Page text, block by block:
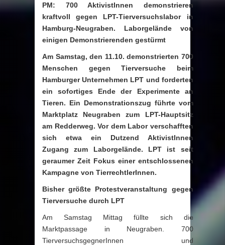
PM: 700AktivistInnen demonstrieren
kraftvoll gegen LPT-Tierversuchslabor in
Hamburg-Neugraben.
Laborgelände von
einigen Demonstrierenden gestürmt
Am Samstag, den 11.10. demonstrierten 700
Menschen gegen Tierversuche beim
Hamburger Unternehmen LPT und forderten
ein sofortiges Ende der Experimente an
Tieren. Ein Demonstrationszug führte vom
Marktplatz Neugraben zum LPT-Hauptsitz
am Redderweg. Vor dem Labor verschafften
sich etwa ein Dutzend AktivistInnen
Zugang zum Laborgelände. LPT ist seit
geraumer Zeit Fokus einer entschlossenen
Kampagne von TierrechtlerInnen.
Bisher größte Protestveranstaltung gegen
Tierversuche durch LPT
Am Samstag Mittag füllte sich die
Marktpassage in Neugraben. 700
TierversuchsgegnerInnen und